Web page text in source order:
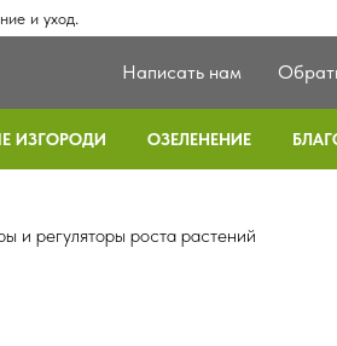
и уход.
Написать нам
ИЗГОРОДИ ОЗЕЛЕНЕНИЕ
и регуляторы роста растений